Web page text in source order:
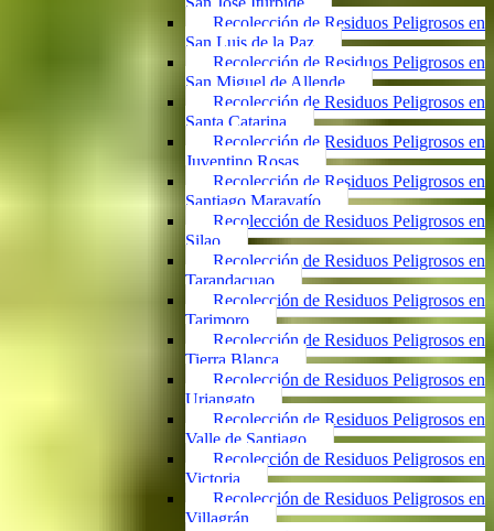
Recolección de Residuos Peligrosos en
San Luis de la Paz
Recolección de Residuos Peligrosos en
San Miguel de Allende
Recolección de Residuos Peligrosos en
Santa Catarina
Recolección de Residuos Peligrosos en
Juventino Rosas
Recolección de Residuos Peligrosos en
Santiago Maravatío
Recolección de Residuos Peligrosos en
Silao
Recolección de Residuos Peligrosos en
Tarandacuao
Recolección de Residuos Peligrosos en
Tarimoro
Recolección de Residuos Peligrosos en
Tierra Blanca
Recolección de Residuos Peligrosos en
Uriangato
Recolección de Residuos Peligrosos en
Valle de Santiago
Recolección de Residuos Peligrosos en
Victoria
Recolección de Residuos Peligrosos en
Villagrán